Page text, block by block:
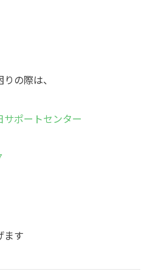
の際は、
ポートセンター
ます